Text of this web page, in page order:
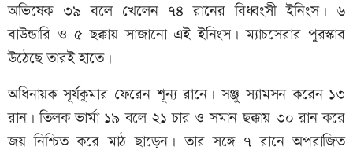
অভিষেক ৩৯ বলে খেলেন ৭৪ রানের বিধ্বংসী ইনিংস। ৬
বাউন্ডারি ও ৫ ছক্কায় সাজানো এই ইনিংস। ম্যাচসেরার পুরস্কার
উঠেছে তারই হাতে।
অধিনায়ক সূর্যকুমার ফেরেন শূন্য রানে। সঞ্জু স্যামসন করেন ১৩
রান। তিলক ভার্মা ১৯ বলে ২১ চার ও সমান ছক্কায় ৩০ রান করে
জয় নিশ্চিত করে মাঠ ছাড়েন। তার সঙ্গে ৭ রানে অপরাজিত